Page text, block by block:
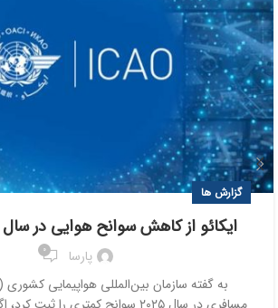
گزارش ها
ایکائو از کاهش سوانح هوایی در سال ۲۰۲۵ خبر داد
پارسا 0
به گفته سازمان بین‌المللی هواپیمایی کشوری